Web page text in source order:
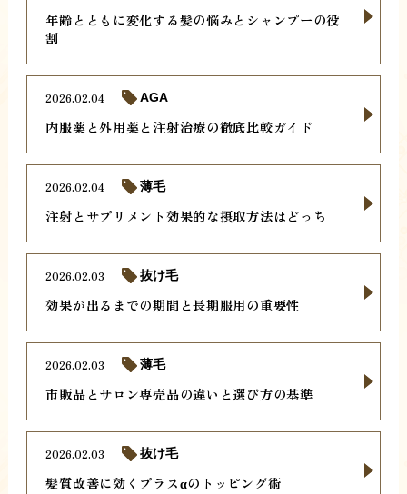
年齢とともに変化する髪の悩みとシャンプーの役
割
内服薬と外用薬と注射治療の徹底比較ガイド
2026.02.04 AGA
注射とサプリメント効果的な摂取方法はどっち
2026.02.04 薄毛
効果が出るまでの期間と長期服用の重要性
2026.02.03 抜け毛
市販品とサロン専売品の違いと選び方の基準
2026.02.03 薄毛
髪質改善に効くプラスαのトッピング術
2026.02.03 抜け毛